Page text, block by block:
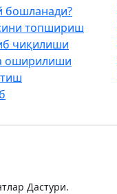
бошланади?
топшириш
чиқилиши
оширилиши
Дастури.